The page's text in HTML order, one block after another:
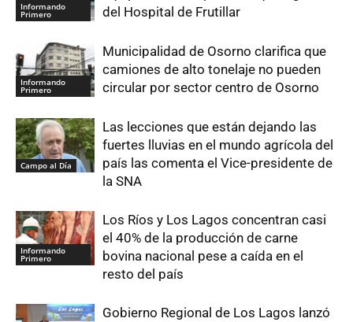
Informando
Primero
del Hospital de Frutillar
Informando
Primero
Municipalidad de Osorno clarifica que
camiones de alto tonelaje no pueden
circular por sector centro de Osorno
Campo al Día
Las lecciones que están dejando las
fuertes lluvias en el mundo agrícola del
país las comenta el Vice-presidente de
la SNA
Informando
Primero
Los Ríos y Los Lagos concentran casi
el 40% de la producción de carne
bovina nacional pese a caída en el
resto del país
Gobierno Regional de Los Lagos lanzó